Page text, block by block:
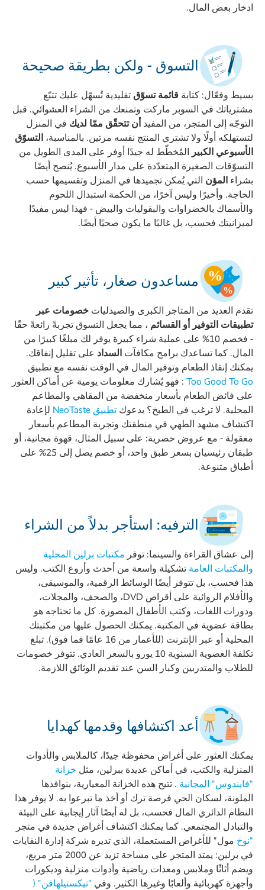
ادخار بعض المال.
التسوق - ولكن بطريقة صحيحة
بسيط وفعّال: كتابة قائمة تسوّق تقليدية تُسهّل عليك تتبّع
مشترياتك في السوبر ماركت وتمنعك من الشراء العشوائي. قبل
التوجّه إلى المتجر، من المفيد أن تتحقّق ممّا لديك في المنزل
لتستهلكه أولًا ولا تشتري المنتج نفسه مرتين. بالمناسبة، التسوّق
الأسبوعي الكبير
المُخطّط له جيدًا أوفر على المدى الطويل من
التسوّقات الصغيرة المتعدّدة على مدار الأسبوع. يُنصح أيضًا
بشراء المؤن التي يُمكن تجميدها في المنزل وتقسيمها حسب
الحاجة. وأخيرًا وليس آخرًا، من الحكمة استبدال اللحوم
والأسماك بالخضراوات والبقوليات والبيض - فهذا ليس مفيدًا
لميزانيتك فحسب، بل غالبًا ما يكون صحيًا أيضًا.
مساعدون صغار، تأثير كبير
تقدم العديد من المتاجر الكبرى والصيدليات خصومات عبر
تطبيقات التوفير أو القسائم ، مما يجعل التسوق تجربةً رائعةً حقًا
- فخصم 10% على عملية شراء كبيرة يوفر لك مبلغًا كبيرًا من
المال. كما تساعدك برامج مكافآت السداد على تقليل إنفاقك.
يمكنك إنقاذ الطعام وتوفير المال في الوقت نفسه مع تطبيق
Too Good To Go : فهو يُشارك معلومات يومية عن أماكن العثور
على فائض الطعام بأسعار منخفضة من المقاهي والمطاعم
المحلية. لا ترغب في الطبخ؟ يدعوك تطبيق NeoTaste
لإعادة
اكتشاف مشهد الطهي في منطقتك وتجربة المطاعم بأسعار
معقولة - مع عروض حصرية: على سبيل المثال، قهوة مجانية، أو
طبقان رئيسيان بسعر طبق واحد، أو خصم يصل إلى 25% على
أطباق متنوعة.
الترفيه: استأجر بدلاً من الشراء
إلى عشاق القراءة والسينما: توفر مكتبات برلين المحلية
والمكتبات العامة تشكيلة واسعة من أحدث وأروع الكتب. وليس
هذا فحسب، بل تتوفر أيضًا الوسائط الرقمية، والموسيقى،
والأفلام الروائية على أقراص DVD، والصحف، والمجلات،
ودورات اللغات، وكتب الأطفال المصورة. كل ما تحتاجه هو
بطاقة عضوية في المكتبة. يمكنك الحصول عليها من مكتبتك
المحلية أو عبر الإنترنت (للأعمار من 16 عامًا فما فوق). تبلغ
تكلفة العضوية السنوية 10 يورو بالسعر العادي. تتوفر خصومات
للطلاب والمتدربين وكبار السن عند تقديم الوثائق اللازمة.
أعد اكتشافها وقدمها كهدايا
يمكنك العثور على أغراض محفوظة جيدًا، كالملابس والأدوات
المنزلية والكتب، في أماكن عديدة ببرلين، مثل خزانة
"فايندوس" المجانية . تتيح هذه الخزانة المعيارية، بنوافذها
الملونة، لسكان الحي فرصة ترك أو أخذ ما تبرعوا به. لا يوفر هذا
النظام الدائري المال فحسب، بل له أيضًا آثار إيجابية على البيئة
والتبادل المجتمعي. كما يمكنك اكتشاف أغراض جديدة في متجر
"نوخ مول" للأغراض المستعملة، الذي تديره شركة إدارة النفايات
في برلين: يمتد المتجر على مساحة تزيد عن 2000 متر مربع،
ويضم أثاثًا وملابس ومعدات رياضية وأدوات منزلية وديكورات
وأجهزة كهربائية وألعابًا وغيرها الكثير. وفي "تيكستيلهافن" (